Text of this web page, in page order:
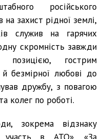
російського
захист рідної землі,
служив на гарячих
скромність завжди
позицією, гострим
й безмірної любові до
дружбу, з повагою
колег по роботі.
зокрема відзнаку